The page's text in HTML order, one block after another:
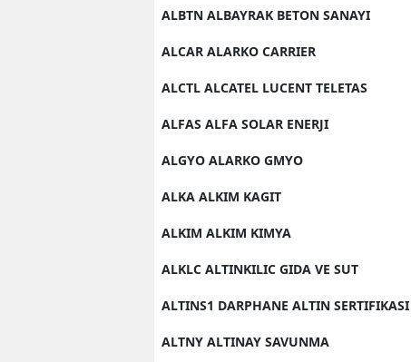
ALBTN ALBAYRAK BETON SANAYI
ALCAR ALARKO CARRIER
ALCTL ALCATEL LUCENT TELETAS
ALFAS ALFA SOLAR ENERJI
ALGYO ALARKO GMYO
ALKA ALKIM KAGIT
ALKIM ALKIM KIMYA
ALKLC ALTINKILIC GIDA VE SUT
ALTINS1 DARPHANE ALTIN SERTIFIKASI
ALTNY ALTINAY SAVUNMA